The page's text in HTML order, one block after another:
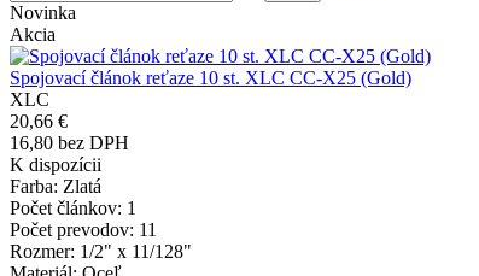
Novinka
Akcia
Spojovací článok reťaze 10 st. XLC CC-X25 (Gold)
XLC
20,66 €
16,80 bez DPH
K dispozícii
Farba: Zlatá
Počet článkov: 1
Počet prevodov: 11
Rozmer: 1/2" x 11/128"